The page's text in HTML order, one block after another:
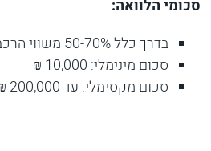
סכומי הלוואה:
בדרך כלל 50-70% משווי הרכב
סכום מינימלי: 10,000 ₪
סכום מקסימלי: עד 200,000 ₪ (תלוי ברכב)